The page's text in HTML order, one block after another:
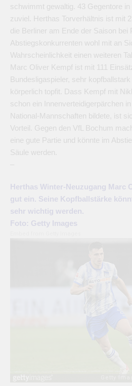
schwimmt gewaltig. 43 Gegentore
zuviel. Herthas Torverhältnis ist mit
die Berliner am Ende der Saison bei
Abstiegskonkurrenten wohl mit an
Wahrscheinlichkeit einen weiteren
Marc Oliver Kempf ist mit 111
Bundesligaspieler, sehr
körperlich topfit. Dass Kempf mit
schon ein Innenverteidigerpärchen
National-Mannschaften bildete, ist
Vorteil. Gegen den VfL Bochum
eine gute Partie und könnte im
Säule werden.
–
Herthas Winter-Neuzugang Marc
gut ein. Seine Kopfballstärke
sehr wichtig werden.
Foto: Getty Images